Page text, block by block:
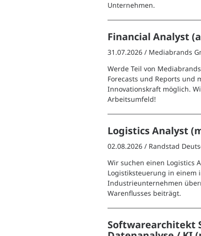
Unternehmen.
Financial Analyst
31.07.2026 / Mediabrands
Werde Teil von
Forecasts und Reports und
Innovationskraft möglich.
Arbeitsumfeld!
Logistics Analyst
02.08.2026 / Randstad
Wir suchen einen Logistics
Logistiksteuerung in
Industrieunternehmen
Warenflusses beiträgt.
Softwarearchitekt